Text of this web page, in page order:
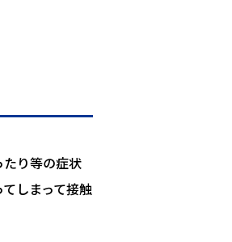
り等の症状
しまって接触